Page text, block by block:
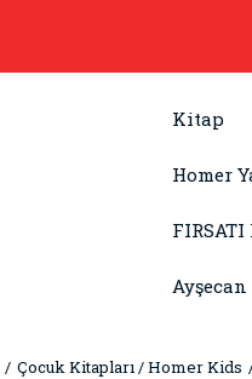
Kitap
Homer
Çocuk Kitapları / Homer Kids